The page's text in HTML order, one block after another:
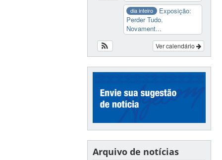
dia inteiro
Exposição:
Perder Tudo.
Novament...
Ver calendário
Arquivo de notícias